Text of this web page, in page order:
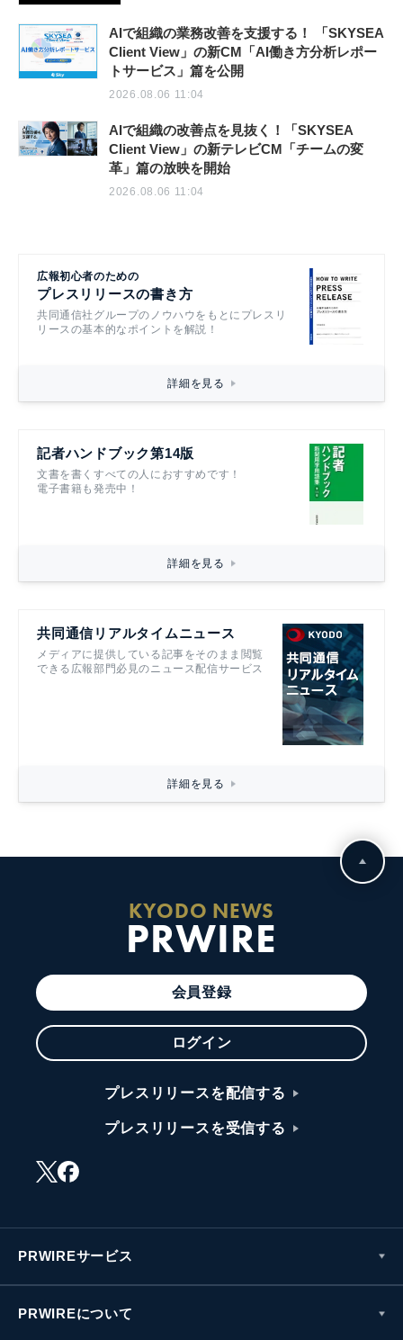
AIで組織の業務改善を支援する！ 「SKYSEA
Client View」の新CM「AI働き方分析レポー
トサービス」篇を公開
2026.08.06 11:04
AIで組織の改善点を見抜く！「SKYSEA
Client View」の新テレビCM「チームの変
革」篇の放映を開始
2026.08.06 11:04
広報初心者のための
プレスリリースの書き方
共同通信社グループのノウハウをもとにプレスリ
リースの基本的なポイントを解説！
詳細を見る
記者ハンドブック第14版
文書を書くすべての人におすすめです！
電子書籍も発売中！
詳細を見る
共同通信リアルタイムニュース
メディアに提供している記事をそのまま閲覧
できる広報部門必見のニュース配信サービス
詳細を見る
KYODO NEWS
PRWIRE
会員登録
ログイン
プレスリリースを配信する
プレスリリースを受信する
PRWIREサービス
PRWIREについて